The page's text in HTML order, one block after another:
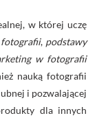
w której uczę
fotografii, podstawy
w fotografii
nauką fotografii
i pozwalającej
dla innych